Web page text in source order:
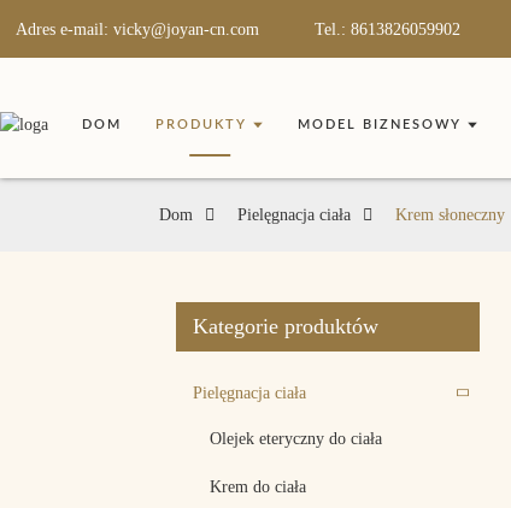
Adres e-mail: vicky@joyan-cn.com Tel.: 8613826059902
DOM PRODUKTY MODEL BIZNESOWY
Dom Pielęgnacja ciała Krem słoneczny
Kategorie produktów
Pielęgnacja ciała
Olejek eteryczny do ciała
Krem do ciała